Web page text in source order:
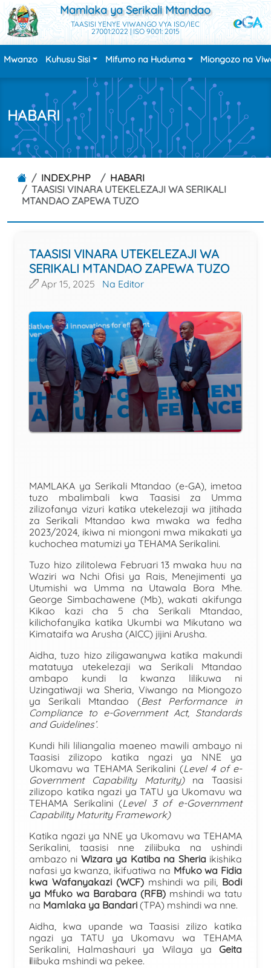
Mamlaka ya Serikali Mtandao
TAASISI YENYE VIWANGO VYA ISO/IEC
27001:2022 | ISO 9001: 2015
Mwanzo Kuhusu Sisi Mifumo na Huduma Miongozo na
HABARI
INDEX.PHP
HABARI
TAASISI VINARA UTEKELEZAJI WA SERIKALI
MTANDAO ZAPEWA TUZO
TAASISI VINARA UTEKELEZAJI WA
SERIKALI MTANDAO ZAPEWA TUZO
Apr 15, 2025 Na Editor
MAMLAKA ya Serikali Mtandao (e-GA), imetoa
tuzo mbalimbali kwa Taasisi za Umma
zilizofanya vizuri katika utekelezaji wa jitihada
za Serikali Mtandao kwa mwaka wa fedha
2023/2024, ikiwa ni miongoni mwa mikakati ya
kuchochea matumizi ya TEHAMA Serikalini.
Tuzo hizo zilitolewa Februari 13 mwaka huu na
Waziri wa Nchi Ofisi ya Rais, Menejimenti ya
Utumishi wa Umma na Utawala Bora Mhe.
George Simbachawene (Mb), wakati akifunga
Kikao kazi cha 5 cha Serikali Mtandao,
kilichofanyika katika Ukumbi wa Mikutano wa
Kimataifa wa Arusha (AICC) jijini Arusha.
Aidha, tuzo hizo ziligawanywa katika makundi
matatuya utekelezaji wa Serikali Mtandao
ambapo kundi la kwanza lilikuwa ni
Uzingatiwaji wa Sheria, Viwango na Miongozo
ya Serikali Mtandao (Best Performance in
Compliance to e-Government Act, Standards
and Guidelines’.
Kundi hili liliangalia maeneo mawili ambayo ni
Taasisi zilizopo katika ngazi ya NNE ya
Ukomavu wa TEHAMA Serikalini (Level 4 of e-
Government Capability Maturity)na Taasisi
zilizopo katika ngazi ya TATU ya Ukomavu wa
TEHAMA Serikalini (Level 3 of e-Government
Capability Maturity Framework)
Katika ngazi ya NNE ya Ukomavu wa TEHAMA
Serikalini, taasisi nne ziliibuka na ushindi
ambazo ni Wizara ya Katiba na Sheria ikishika
nafasi ya kwanza, ikifuatiwa na Mfuko wa Fidia
kwa Wafanyakazi (WCF) mshindi wa pili, Bodi
ya Mfuko wa Barabara (RFB) mshindi wa tatu
na Mamlaka ya Bandari (TPA) mshindi wa nne.
Aidha, kwa upande wa Taasisi zilizo katika
ngazi ya TATU ya Ukomavu wa TEHAMA
Serikalini, Halmashauri ya Wilaya yaGeita
iliibuka mshindi wa pekee.